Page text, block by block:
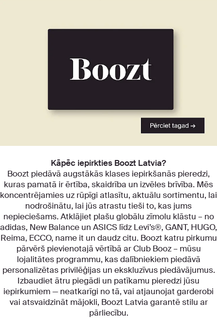
Atklājiet mūsu kategorijas
Kāpēc iepirkties Boozt Latvia?
Boozt piedāvā augstākās klases iepirkšanās pieredzi,
kuras pamatā ir ērtība, skaidrība un izvēles brīvība. Mēs
koncentrējamies uz rūpīgi atlasītu, aktuālu sortimentu, lai
nodrošinātu, lai jūs atrastu tieši to, kas jums
nepieciešams. Atklājiet plašu globālu zīmolu klāstu – no
adidas, New Balance un ASICS līdz Levi’s®, GANT, HUGO,
Reima, ECCO, name it un daudz citu. Boozt katru pirkumu
pārvērš pievienotajā vērtībā ar Club Booz – mūsu
lojalitātes programmu, kas dalībniekiem piedāvā
personalizētas privilēģijas un ekskluzīvus piedāvājumus.
Izbaudiet ātru piegādi un patīkamu pieredzi jūsu
iepirkumiem — neatkarīgi no tā, vai atjaunojat garderobi
vai atsvaidzināt mājokli, Boozt Latvia garantē stilu ar
pārliecību.